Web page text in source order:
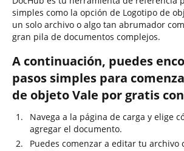
simples como la opción de Logotipo de
un solo archivo o algo tan abrumador
gran pila de documentos complejos.
A continuación, puedes
pasos simples para
de objeto Vale por gratis
Navega a la página de carga y elige
agregar el documento.
Puedes comenzar a editar tu archivo